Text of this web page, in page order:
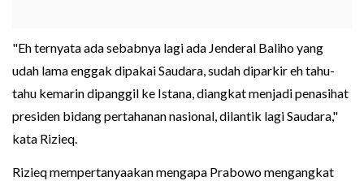
"Eh ternyata ada sebabnya lagi ada Jenderal Baliho yang
udah lama enggak dipakai Saudara, sudah diparkir eh tahu-
tahu kemarin dipanggil ke Istana, diangkat menjadi penasihat
presiden bidang pertahanan nasional, dilantik lagi Saudara,"
kata Rizieq.
Rizieq mempertanyaakan mengapa Prabowo mengangkat